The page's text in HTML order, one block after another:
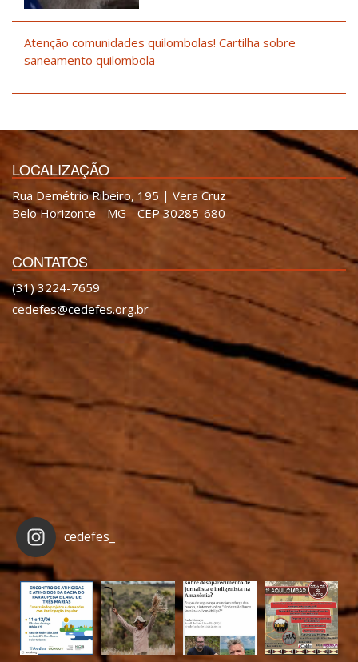
Atenção comunidades quilombolas! Cartilha sobre
saneamento quilombola
LOCALIZAÇÃO
Rua Demétrio Ribeiro, 195 | Vera Cruz
Belo Horizonte - MG - CEP 30285-680
CONTATOS
(31) 3224-7659
cedefes@cedefes.org.br
cedefes_